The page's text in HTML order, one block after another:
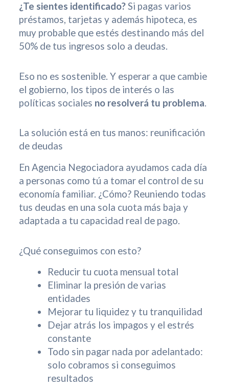
¿Te sientes identificado?Si pagas varios
préstamos, tarjetas y además hipoteca, es
muy probable que estés destinando más del
50% de tus ingresos solo a deudas.
Eso no es sostenible. Y esperar a que cambie
el gobierno, los tipos de interés o las
políticas sociales no resolverá tu problema.
La solución está en tus manos: reunificación
de deudas
En Agencia Negociadora ayudamos cada día
a personas como tú a tomar el control de su
economía familiar. ¿Cómo? Reuniendo todas
tus deudas en una sola cuota más baja y
adaptada a tu capacidad real de pago.
¿Qué conseguimos con esto?
Reducir tu cuota mensual total
Eliminar la presión de varias
entidades
Mejorar tu liquidez y tu tranquilidad
Dejar atrás los impagos y el estrés
constante
Todo sin pagar nada por adelantado:
solo cobramos si conseguimos
resultados